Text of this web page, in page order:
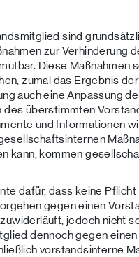
sind
zur Verhinderung
Diese Maßnahmen
zumal das Ergebnis
auch eine Anpassung
überstimmten
und Informationen
kann, kommen
dafür, dass keine
gegen einen
jedoch nicht
dennoch gegen
vorstandsinterne